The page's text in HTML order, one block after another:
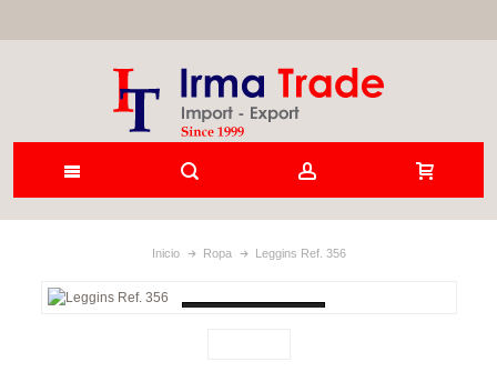
Inicio Ropa Leggins Ref. 356